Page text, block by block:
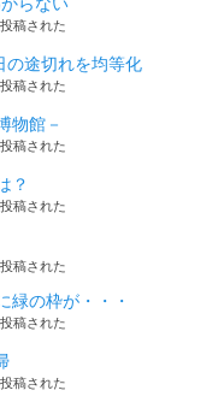
稿された
の途切れを均等化
稿された
物館－
稿された
？
稿された
稿された
緑の枠が・・・
稿された
稿された